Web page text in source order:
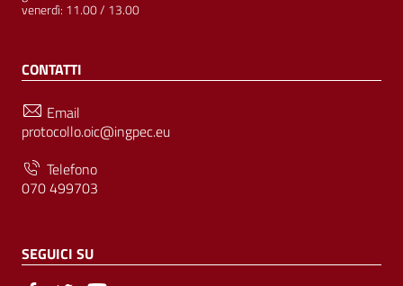
venerdì: 11.00 / 13.00
CONTATTI
Email
protocollo.oic@ingpec.eu
Telefono
070 499703
SEGUICI SU